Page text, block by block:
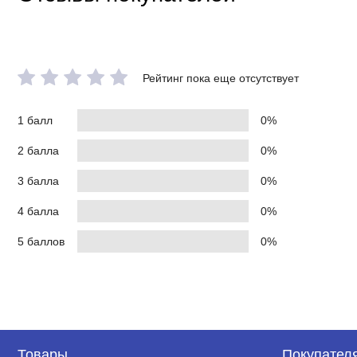
право, без уведомления, вносить изменения в
потребительских свойств, с целью улучшения его
Рейтинг пока еще отсутствует
1 балл 0%
2 балла 0%
3 балла 0%
4 балла 0%
5 баллов 0%